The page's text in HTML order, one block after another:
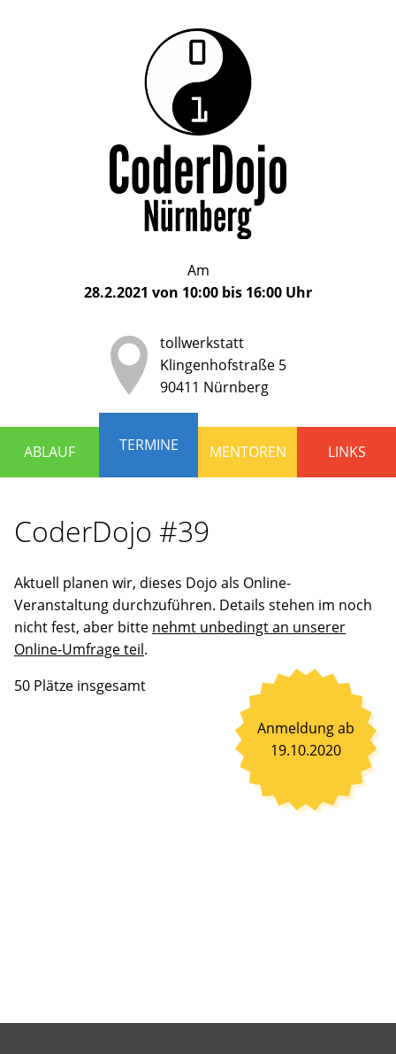
CoderDojo
Nürnberg
Das
CoderDojo
Nürnberg
ein
Club
für
Kinder
und
Jugendliche
Alter
bis
17
Jahren,
lernen
und
haben
wollen.
Mentoren
stehen
bereit,
gemeinsam
arbeiten
Am
28.2.2021 von 10:00 bis 16:00 Uhr
tollwerkstatt
Klingenhofstraße 5
90411 Nürnberg
ABLAUF TERMINE MENTOREN LINKS
CoderDojo #39
Aktuell planen wir, dieses Dojo als Online-
Veranstaltung durchzuführen. Details stehen im noch
nicht fest, aber bitte nehmt unbedingt an unserer
Online-Umfrage teil.
50 Plätze insgesamt
Anmeldung ab
19.10.2020